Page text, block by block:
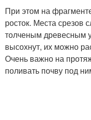
При этом на
росток. Места срезов
толченым древесным
высохнут, их можно
Очень важно на
поливать почву под